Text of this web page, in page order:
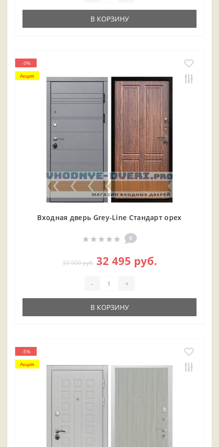
В КОРЗИНУ
-3%
Акция
Входная дверь Grey-Line Стандарт орех
0
33 500 руб. 32 495 руб.
- +
В КОРЗИНУ
-5%
Акция